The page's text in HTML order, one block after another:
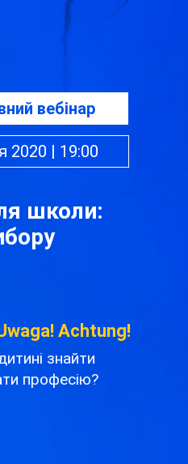
знайти
професію?
школи:
вебінар
2020 | 19:00
Achtung!